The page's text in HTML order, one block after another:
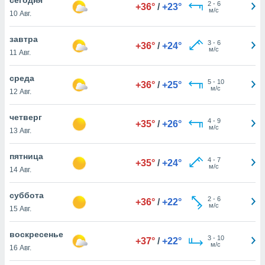
действия
на веб-
основе.
нашей
cookie
в
ВЫ
10 Авг.
+36° / +23° 2- 6
м/с
завтра
11 Авг.
+36° / +24° 3- 6
м/с
среда
12 Авг.
+36° / +25° 5- 10
м/с
четверг
13 Авг.
+35° / +26° 4- 9
м/с
пятница
14 Авг.
+35° / +24° 4- 7
м/с
суббота
15 Авг.
+36° / +22° 2- 6
м/с
воскресенье
16 Авг.
+37° / +22° 3- 10
м/с